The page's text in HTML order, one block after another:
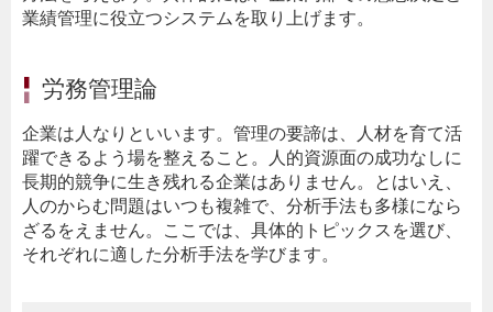
業績管理に役立つシステムを取り上げます。
労務管理論
企業は人なりといいます。管理の要諦は、人材を育て活
躍できるよう場を整えること。人的資源面の成功なしに
長期的競争に生き残れる企業はありません。とはいえ、
人のからむ問題はいつも複雑で、分析手法も多様になら
ざるをえません。ここでは、具体的トピックスを選び、
それぞれに適した分析手法を学びます。